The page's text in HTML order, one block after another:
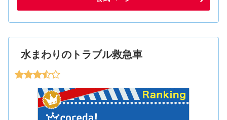
水まわりのトラブル救急車